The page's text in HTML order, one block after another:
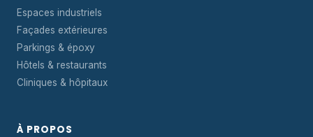
Espaces industriels
Façades extérieures
Parkings & époxy
Hôtels & restaurants
Cliniques & hôpitaux
À PROPOS